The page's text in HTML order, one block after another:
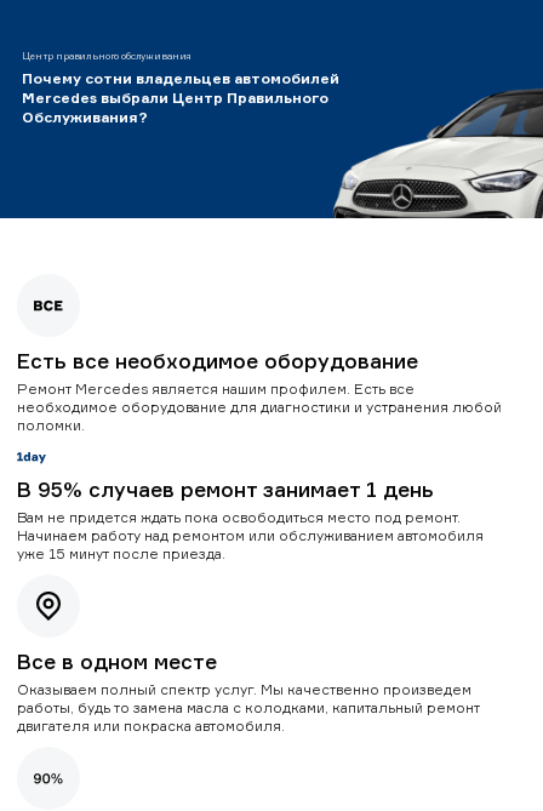
Центр правильного обслуживания
Почему сотни владельцев автомобилей
Mercedes выбрали Центр Правильного
Обслуживания?
Есть все необходимое оборудование
Ремонт Mercedes является нашим профилем. Есть все
необходимое оборудование для диагностики и устранения любой
поломки.
В 95% случаев ремонт занимает 1 день
Вам не придется ждать пока освободиться место под ремонт.
Начинаем работу над ремонтом или обслуживанием автомобиля
уже 15 минут после приезда.
Все в одном месте
Оказываем полный спектр услуг. Мы качественно произведем
работы, будь то замена масла с колодками, капитальный ремонт
двигателя или покраска автомобиля.